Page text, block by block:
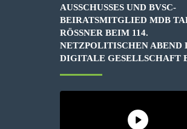
AUSSCHUSSES UND BVSC-
BEIRATSMITGLIED MDB
RÖSSNER BEIM 114. N
ETZPOLITISCHEN ABEND
IGITALE GESELLSCHAFT